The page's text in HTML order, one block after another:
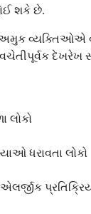
શકે છે.
વ્યક્તિઓએ
દેખરેખ
લોકો
ધરાવતા લોકો